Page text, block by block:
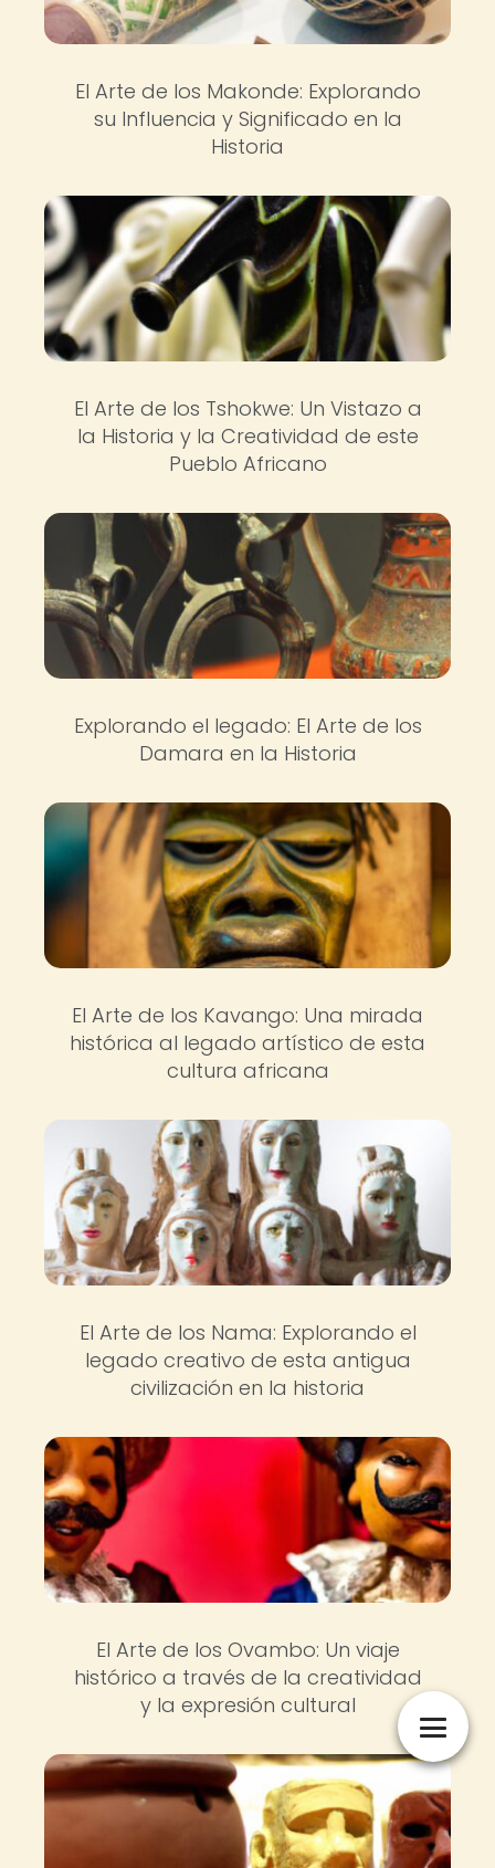
El Arte de los Makonde: Explorando
su Influencia y Significado en la
Historia
El Arte de los Tshokwe: Un Vistazo a
la Historia y la Creatividad de este
Pueblo Africano
Explorando el legado: El Arte de los
Damara en la Historia
El Arte de los Kavango: Una mirada
histórica al legado artístico de esta
cultura africana
El Arte de los Nama: Explorando el
legado creativo de esta antigua
civilización en la historia
El Arte de los Ovambo: Un viaje
histórico a través de la creatividad
y la expresión cultural